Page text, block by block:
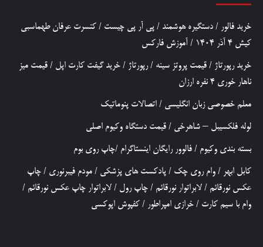
خرید فالور / دستگیره هوشمند / پی آر پی چیست / کنسرت عرفان طهماسبی
کیش 4 آذر 1404
/ آموزش فارکس
خرید رپورتاژ / قیمت پروتز سینه /رپورتاژ / خرید گیفت کارت اپل / قیمت میز
ناهار خوری 4 نفره ارزان
معلم خصوصی زبان انگلیسی / اتصالات پنوماتیک
لوله فلکسیبل – شاهرخی / قیمت دستگاه وکیوم اصلی
بسته بندی وکیوم / فالوور رایگان اینستاگرام /چاپ روی بوم
کابل ابهر / وام روی چک / پادکست های پزشکی / مودم فیبرنوری / چاپ
عکس نورقائم / لابراتوار نورقائم / چاپ رول / لابراتوار چاپ عکس نورقائم /
وام با سیم کارت / خرازی امپراطور / کفپوش اپوکسی